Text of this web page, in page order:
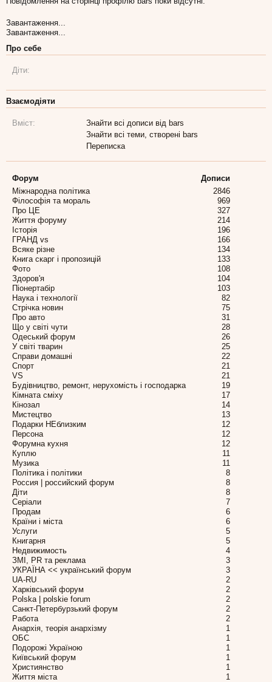
Завантаження...
Завантаження...
Про себе
Діти:
Взаємодіяти
Вміст:
Знайти всі дописи від bars
Знайти всі теми, створені bars
Переписка
Форум
Дописи
Міжнародна політика
2846
Філософія та мораль
969
Про ЦЕ
327
Життя форуму
214
Історія
196
ГРАНД vs
166
Всяке різне
134
Книга скарг і пропозицій
133
Фото
108
Здоров'я
104
Піонертабір
103
Наука і технології
82
Стрічка новин
75
Про авто
31
Що у світі чути
28
Одеський форум
26
У світі тварин
25
Справи домашні
22
Спорт
21
VS
21
Будівництво, ремонт, нерухомість і господарка
19
Кімната сміху
17
Кінозал
14
Мистецтво
13
Подарки НЕблизким
12
Персона
12
Форумна кухня
12
Куплю
11
Музика
11
Політика і політики
8
Россия | российский форум
8
Діти
8
Серіали
7
Продам
6
Країни і міста
6
Услуги
5
Книгарня
5
Недвижимость
4
ЗМІ, PR та реклама
3
УКРАЇНА << український форум
3
UA-RU
2
Харківський форум
2
Polska | polskie forum
2
Санкт-Петербурзький форум
2
Работа
2
Анархія, теорія анархізму
1
ОБС
1
Подорожі Україною
1
Київський форум
1
Християнство
1
Життя міста
1